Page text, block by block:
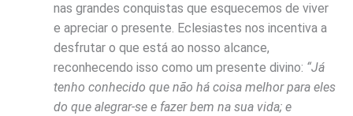
nas grandes conquistas que esquecemos de viver
e apreciar o presente. Eclesiastes nos incentiva a
desfrutar o que está ao nosso alcance,
reconhecendo isso como um presente divino: “Já
tenho conhecido que não há coisa melhor para eles
do que alegrar-se e fazer bem na sua vida; e